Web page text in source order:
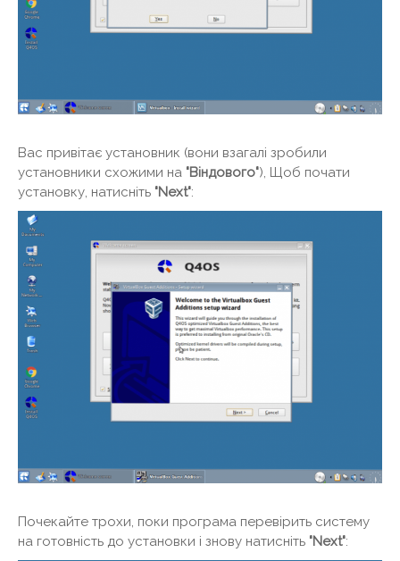
Вас привітає установник (вони взагалі зробили
установники схожими на "Віндового"), Щоб почати
установку, натисніть "Next":
Почекайте трохи, поки програма перевірить систему
на готовність до установки і знову натисніть "Next":